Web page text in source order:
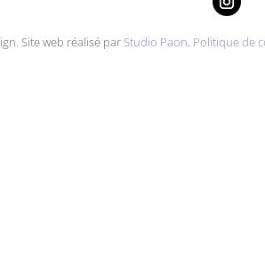
Site web réalisé parStudio Paon. Politique de